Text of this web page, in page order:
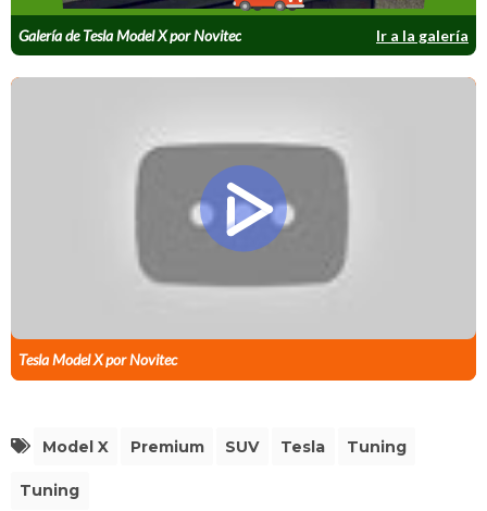
Galería de Tesla Model X por Novitec Ir a la galería
Tesla Model X por Novitec
Model X Premium SUV Tesla Tuning
Tuning